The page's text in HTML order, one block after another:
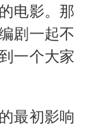
电影。那
剧一起不
一个大家
最初影响